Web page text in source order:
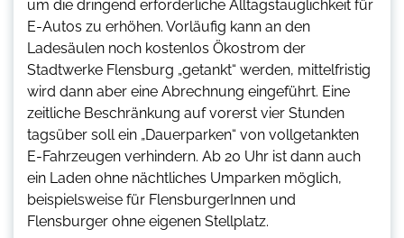
um die dringend erforderliche Alltagstauglichkeit für
E-Autos zu erhöhen. Vorläufig kann an den
Ladesäulen noch kostenlos Ökostrom der
Stadtwerke Flensburg „getankt“ werden, mittelfristig
wird dann aber eine Abrechnung eingeführt. Eine
zeitliche Beschränkung auf vorerst vier Stunden
tagsüber soll ein „Dauerparken“ von vollgetankten
E-Fahrzeugen verhindern. Ab 20 Uhr ist dann auch
ein Laden ohne nächtliches Umparken möglich,
beispielsweise für FlensburgerInnen und
Flensburger ohne eigenen Stellplatz.